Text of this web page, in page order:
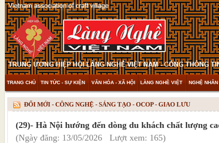
TRANG CHỦ TIN TỨC - SỰ KIỆN VĂN HÓA - XÃ HỘI LÀNG NGHỀ VIỆT NGHỆ
THAM KHẢO & KHÁM PHÁ VIDEO
ĐỔI MỚI - CÔNG NGHỆ - SÁNG TẠO - OCOP - GIAO LƯU
(29)- Hà Nội hướng đến dòng du khách chất lượng
(Ngày đăng: 13/05/2026 Lượt xem: 165)